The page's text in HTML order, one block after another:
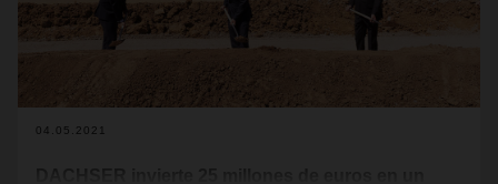
04.05.2021